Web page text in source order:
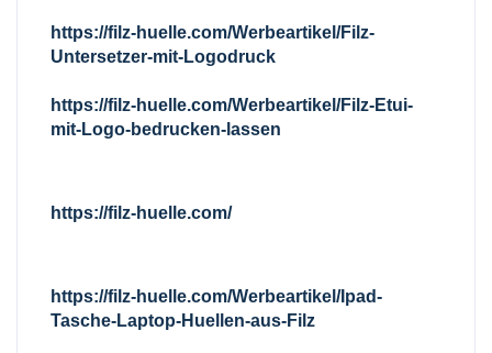
https://filz-huelle.com/Werbeartikel/Filz-
Untersetzer-mit-Logodruck
https://filz-huelle.com/Werbeartikel/Filz-Etui-
mit-Logo-bedrucken-lassen
https://filz-huelle.com/
https://filz-huelle.com/Werbeartikel/Ipad-
Tasche-Laptop-Huellen-aus-Filz